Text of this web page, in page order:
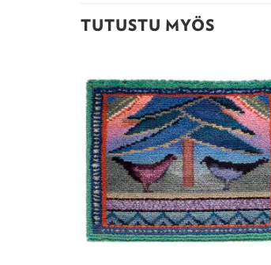
TUTUSTU MYÖS